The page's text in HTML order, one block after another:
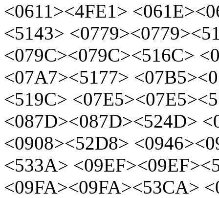
<0611><4FE1>
<5143>
<079C><079C><516C>
<07A7><5177>
<519C>
<087D><087D><524D>
<0908><52D8>
<533A>
<09FA><09FA><53CA>